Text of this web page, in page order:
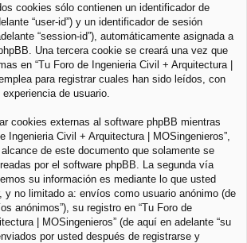
cookies sólo contienen un identificador de
“user-id”) y un identificador de sesión
“session-id”), automáticamente asignada a
Una tercera cookie se creará una vez que
en “Tu Foro de Ingenieria Civil + Arquitectura |
para registrar cuales han sido leídos, con
de usuario.
cookies externas al software phpBB mientras
Ingenieria Civil + Arquitectura | MOSingenieros”,
de este documento que solamente se
por el software phpBB. La segunda vía
su información es mediante lo que usted
y no limitado a: envíos como usuario anónimo (de
anónimos”), su registro en “Tu Foro de
| MOSingenieros” (de aquí en adelante “su
por usted después de registrarse y